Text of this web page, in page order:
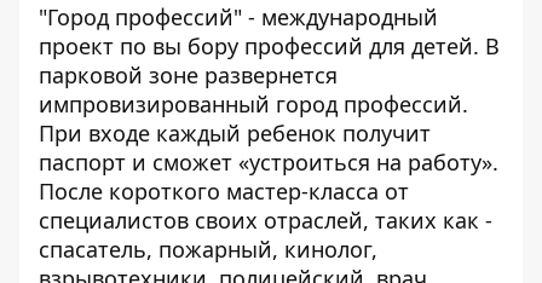
"Город профессий" - международный
проект по вы бору профессий для детей. В
парковой зоне развернется
импровизированный город профессий.
При входе каждый ребенок получит
паспорт и сможет «устроиться на работу».
После короткого мастер-класса от
специалистов своих отраслей, таких как -
спасатель, пожарный, кинолог,